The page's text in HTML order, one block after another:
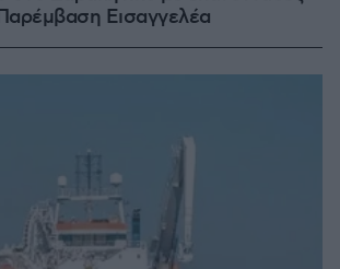
Εισαγγελέα